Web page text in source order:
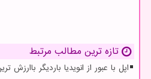
تازه ترین مطالب مرتبط
اپل با عبور از انویدیا باردیگر